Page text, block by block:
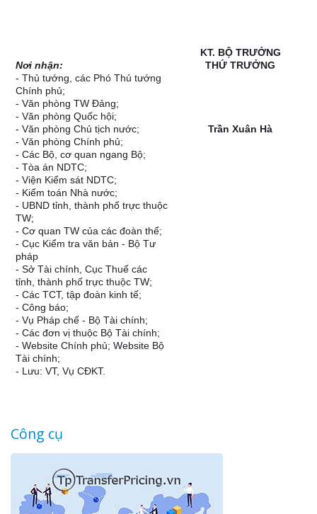
Nơi nhận:
- Thủ tướng, các Phó Thủ tướng
Chính phủ;
- Văn phòng TW Đảng;
- Văn phòng Quốc hội;
- Văn phòng Chủ tịch nước;
- Văn phòng Chính phủ;
- Các Bộ, cơ quan ngang Bộ;
- Tòaán NDTC;
- Viện Kiểm sát NDTC;
- Kiểm toán Nhà nước;
- UBND tỉnh, thành phố trực thuộc
TW;
- Cơ quan TW của các đoàn thể;
- Cục Kiểm tra văn bản - Bộ Tư
pháp
- Sở Tài chính, Cục Thuế các
tỉnh, thành phố trực thuộc TW;
- Các TCT, tập đoàn kinh tế;
- Công báo;
- Vụ Pháp chế - Bộ Tài chính;
- Các đơn vị thuộc Bộ Tài chính;
- Website Chính phủ; Website Bộ
Tài chính;
- Lưu: VT, Vụ CĐKT.
KT. BỘ TRƯỞNG
THỨ TRƯỞNG
Trần Xuân Hà
Công cụ